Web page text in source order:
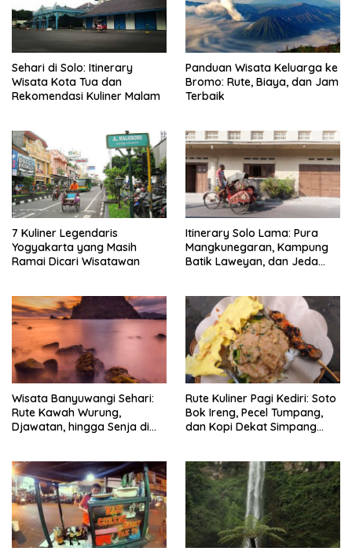
Sehari di Solo: Itinerary
Wisata Kota Tua dan
Rekomendasi Kuliner Malam
Panduan Wisata Keluarga ke
Bromo: Rute, Biaya, dan Jam
Terbaik
7 Kuliner Legendaris
Yogyakarta yang Masih
Ramai Dicari Wisatawan
Itinerary Solo Lama: Pura
Mangkunegaran, Kampung
Batik Laweyan, dan Jeda
Wisata Banyuwangi Sehari:
Rute Kawah Wurung,
Djawatan, hingga Senja di
Rute Kuliner Pagi Kediri: Soto
Bok Ireng, Pecel Tumpang,
dan Kopi Dekat Simpang